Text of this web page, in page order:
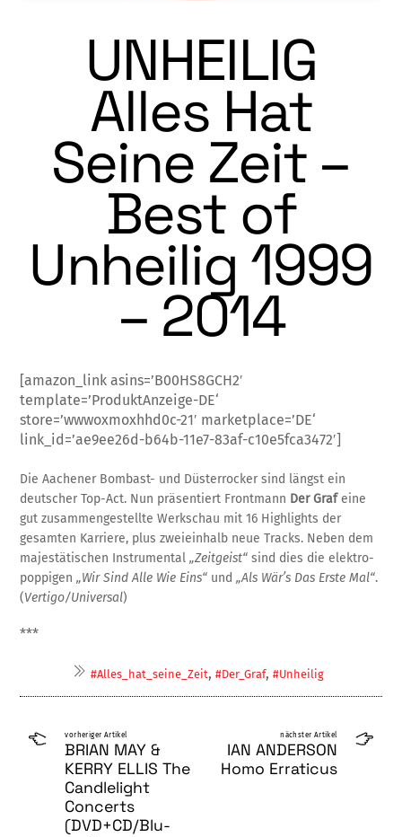
UNHEILIG
Alles Hat
Seine Zeit –
Best of
Unheilig 1999
– 2014
[amazon_link asins=’B00HS8GCH2′
template=’ProduktAnzeige-DE‘
store=’wwwoxmoxhhd0c-21′ marketplace=’DE‘
link_id=’ae9ee26d-b64b-11e7-83af-c10e5fca3472′]
Die Aachener Bombast- und Düsterrocker sind längst ein
deutscher Top-Act. Nun prä­sentiert Frontmann Der Grafeine
gut zusam­mengestellte Werkschau mit 16 Highlights der
gesamten Karriere, plus zwei­einhalb neue Tracks. Neben dem
majestä­tischen Instru­mental„Zeitgeist“ sind dies die elektro-
pop­pigen„Wir Sind Alle Wie Eins“ und„Als Wär’s Das Erste Mal“.
(Vertigo/Universal)
***
#Alles_hat_seine_Zeit, #Der_Graf, #Unheilig
vorheriger Artikel
BRIAN MAY &
KERRY ELLIS The
Candlelight
Concerts
(DVD+CD/Blu-
nächster Artikel
IAN ANDERSON
Homo Erraticus